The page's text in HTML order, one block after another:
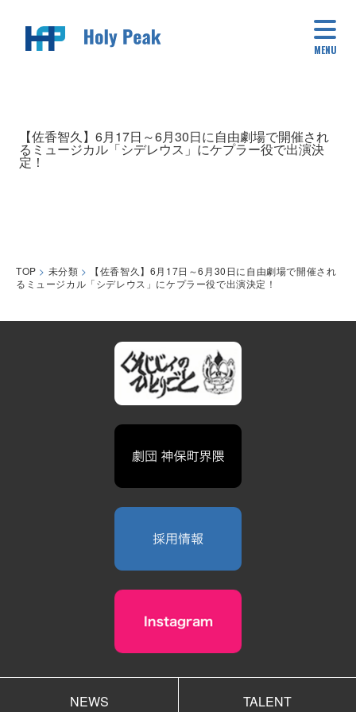
MENU
TOP > 未分類 >
【佐香智久】6月17日～6月30日に自由劇場で開催され
るミュージカル「シデレウス」にケプラー役で出演決定！
【佐香智久】6月17日～6月30日に自由劇場で開催され
るミュージカル「シデレウス」にケプラー役で出演決
定！
NEWS TALENT